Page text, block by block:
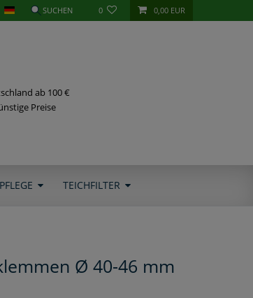
0 0,00 EUR
ab 100 €
Preise
TEICHFILTER
Ø 40-46 mm